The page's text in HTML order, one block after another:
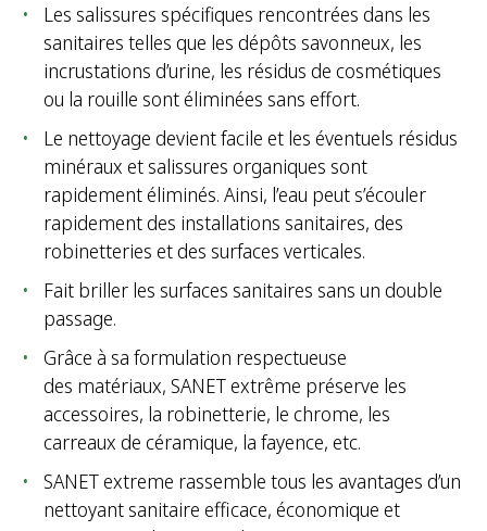
Les salissures spécifiques rencontrées dans les
sanitaires telles que les dépôts savonneux, les
incrustations d’urine, les résidus de cosmétiques
ou la rouille sont éliminées sans effort.
Le nettoyage devient facile et les éventuels résidus
minéraux et salissures organiques sont
rapidement éliminés. Ainsi, l’eau peut s’écouler
rapidement des installations sanitaires, des
robinetteries et des surfaces verticales.
Fait briller les surfaces sanitaires sans un double
passage.
Grâce à sa formulation respectueuse
des matériaux, SANET extrême préserve les
accessoires, la robinetterie, le chrome, les
carreaux de céramique, la fayence, etc.
SANET extreme rassemble tous les avantages d’un
nettoyant sanitaire efficace, économique et